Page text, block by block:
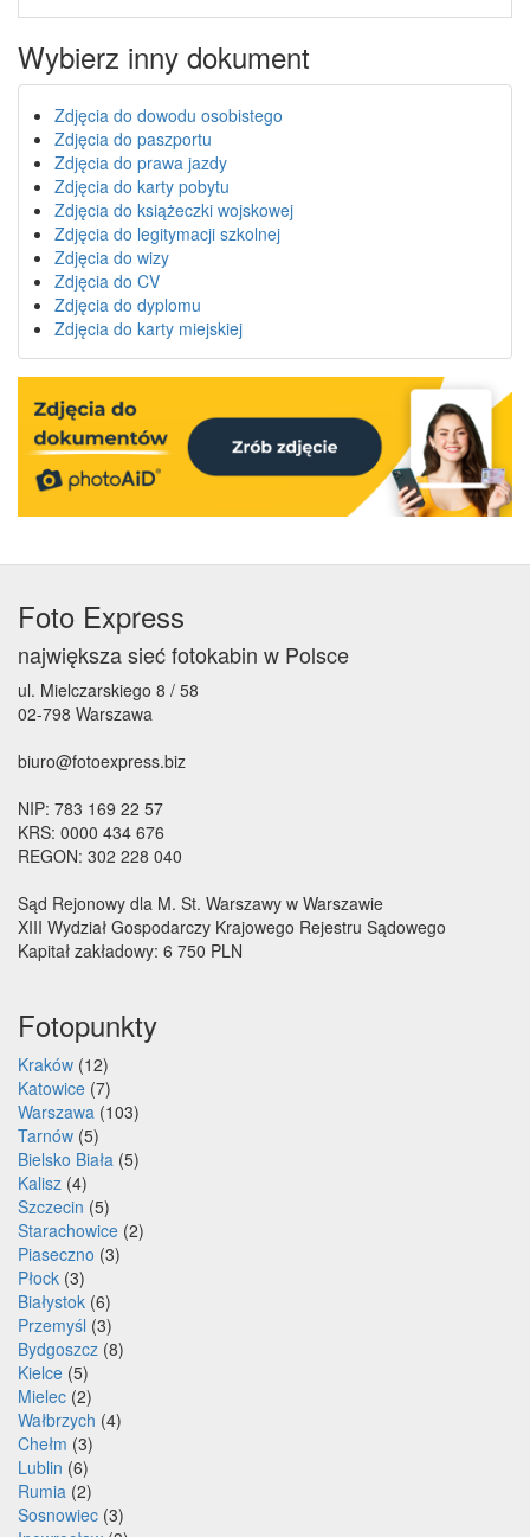
Wybierz inny dokument
Zdjęcia do dowodu osobistego
Zdjęcia do paszportu
Zdjęcia do prawa jazdy
Zdjęcia do karty pobytu
Zdjęcia do książeczki wojskowej
Zdjęcia do legitymacji szkolnej
Zdjęcia do wizy
Zdjęcia do CV
Zdjęcia do dyplomu
Zdjęcia do karty miejskiej
Foto Express
największa sieć fotokabin w Polsce
ul. Mielczarskiego 8 / 58
02-798 Warszawa
biuro@fotoexpress.biz
NIP: 783 169 22 57
KRS: 0000 434 676
REGON: 302 228 040
Sąd Rejonowy dla M. St. Warszawy w Warszawie
XIII Wydział Gospodarczy Krajowego Rejestru Sądowego
Kapitał zakładowy: 6 750 PLN
Fotopunkty
Kraków (12)
Katowice (7)
Warszawa (103)
Tarnów (5)
Bielsko Biała (5)
Kalisz (4)
Szczecin (5)
Starachowice (2)
Piaseczno (3)
Płock (3)
Białystok (6)
Przemyśl (3)
Bydgoszcz (8)
Kielce (5)
Mielec (2)
Wałbrzych (4)
Chełm (3)
Lublin (6)
Rumia (2)
Sosnowiec (3)